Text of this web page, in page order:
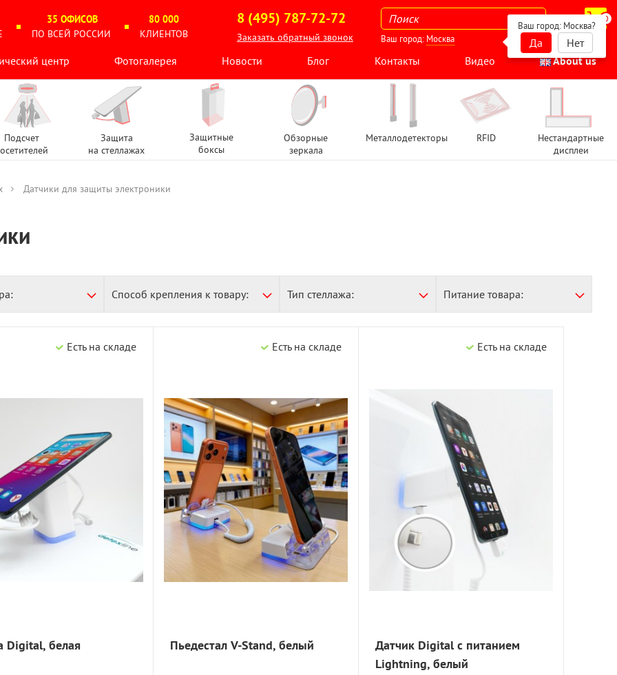
35 ОФИСОВ
ПО ВСЕЙ РОССИИ
80 000
КЛИЕНТОВ
8 (495) 787-72-72
Заказать обратный звонок
0
Ваш город: Москва
Ваш город: Москва?
Да
Нет
центр Фотогалерея Новости Блог Контакты Видео About us
Подсчет
Защита
на стеллажах
Защитные
боксы
Обзорные
зеркала
Металлодетекторы RFID
Нестандартные
дисплеи
Датчики для защиты электроники
Способ крепления к товару: Тип стеллажа: Питание товара:
Есть на складе
Digital, белая
Есть на складе
Пьедестал V-Stand, белый
Есть на складе
Датчик Digital с питанием
Lightning, белый